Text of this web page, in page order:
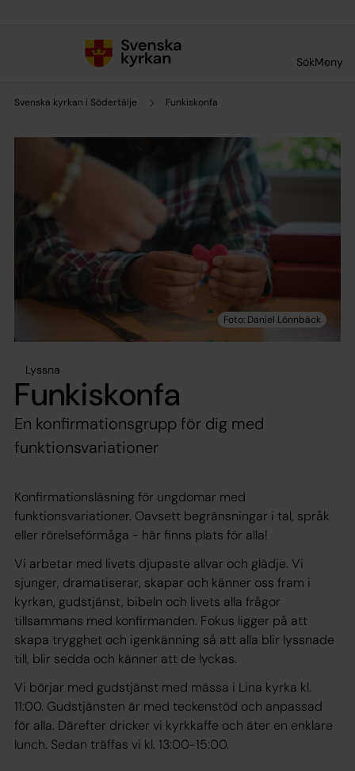
SökMeny
Svenska kyrkan i Södertälje Funkiskonfa
Lyssna
Funkiskonfa
En konfirmationsgrupp för dig med
funktionsvariationer
Konfirmationsläsning för ungdomar med
funktionsvariationer. Oavsett begränsningar i tal, språk
eller rörelseförmåga - här finns plats för alla!
Vi arbetar med livets djupaste allvar och glädje. Vi
sjunger, dramatiserar, skapar och känner oss fram i
kyrkan, gudstjänst, bibeln och livets alla frågor
tillsammans med konfirmanden. Fokus ligger på att
skapa trygghet och igenkänning så att alla blir lyssnade
till, blir sedda och känner att de lyckas.
Vi börjar med gudstjänst med mässa i Lina kyrka kl.
11:00. Gudstjänsten är med teckenstöd och anpassad
för alla. Därefter dricker vi kyrkkaffe och äter en enklare
lunch. Sedan träffas vi kl. 13:00-15:00.